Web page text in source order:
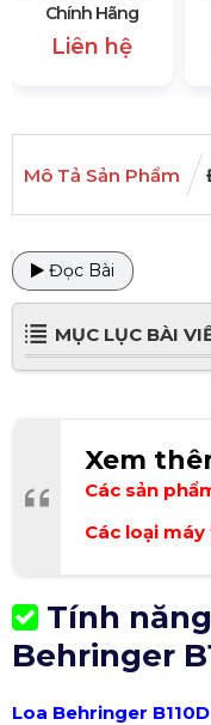
Chính Hãng
Liên hệ
Mô Tả Sản Phẩm
Đọc Bài
MỤC LỤC BÀI
Xem
Các sản
Các loại
Tính
Behringer
Loa Behringer B110D